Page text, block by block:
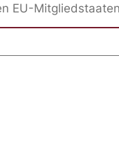
EU-